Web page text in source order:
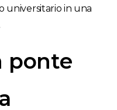
universitario in una
ponte